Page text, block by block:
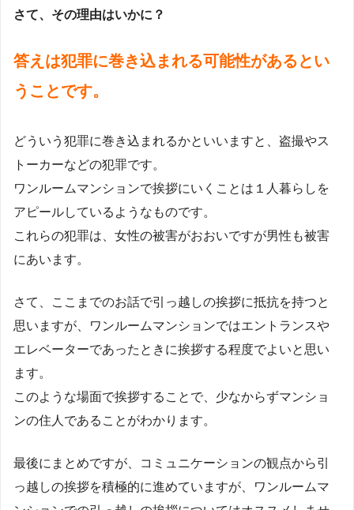
さて、その理由はいかに？
答えは犯罪に巻き込まれる可能性があるとい
うことです。
どういう犯罪に巻き込まれるかといいますと、盗撮やス
トーカーなどの犯罪です。
ワンルームマンションで挨拶にいくことは１人暮らしを
アピールしているようなものです。
これらの犯罪は、女性の被害がおおいですが男性も被害
にあいます。
さて、ここまでのお話で引っ越しの挨拶に抵抗を持つと
思いますが、ワンルームマンションではエントランスや
エレベーターであったときに挨拶する程度でよいと思い
ます。
このような場面で挨拶することで、少なからずマンショ
ンの住人であることがわかります。
最後にまとめですが、コミュニケーションの観点から引
っ越しの挨拶を積極的に進めていますが、ワンルームマ